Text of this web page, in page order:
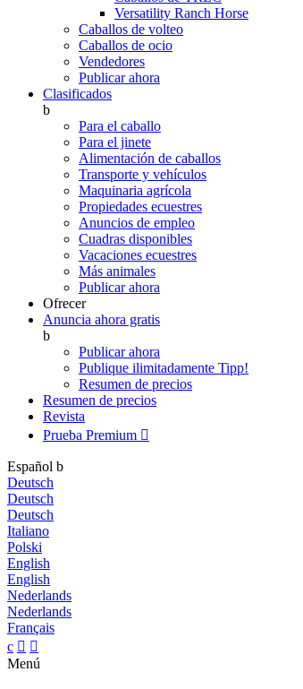
Versatility Ranch Horse
Caballos de volteo
Caballos de ocio
Vendedores
Publicar ahora
Clasificados
b
Para el caballo
Para el jinete
Alimentación de caballos
Transporte y vehículos
Maquinaria agrícola
Propiedades ecuestres
Anuncios de empleo
Cuadras disponibles
Vacaciones ecuestres
Más animales
Publicar ahora
Ofrecer
Anuncia ahora gratis
b
Publicar ahora
Publique ilimitadamente Tipp!
Resumen de precios
Resumen de precios
Revista
Prueba Premium 
Español b
Deutsch
Deutsch
Deutsch
Italiano
Polski
English
English
Nederlands
Nederlands
Français
c  
Menú